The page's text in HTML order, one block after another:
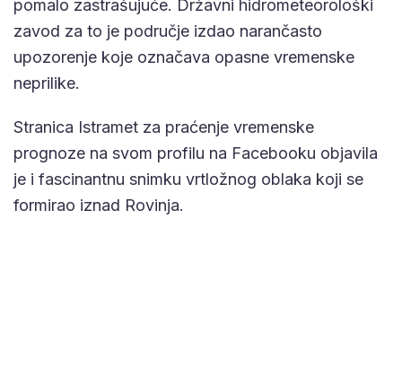
pomalo zastrašujuće. Državni hidrometeorološki
zavod za to je područje izdao narančasto
upozorenje koje označava opasne vremenske
neprilike.
Stranica Istramet za praćenje vremenske
prognoze na svom profilu na Facebooku objavila
je i fascinantnu snimku vrtložnog oblaka koji se
formirao iznad Rovinja.